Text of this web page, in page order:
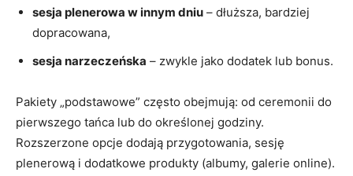
sesja plenerowa w innym dniu – dłuższa, bardziej
dopracowana,
sesja narzeczeńska – zwykle jako dodatek lub bonus.
Pakiety „podstawowe” często obejmują: od ceremonii do
pierwszego tańca lub do określonej godziny.
Rozszerzone opcje dodają przygotowania, sesję
plenerową i dodatkowe produkty (albumy, galerie online).